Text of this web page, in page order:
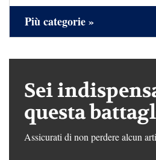
Più categorie »
Sei
questa
Assicurati di non perdere alcun